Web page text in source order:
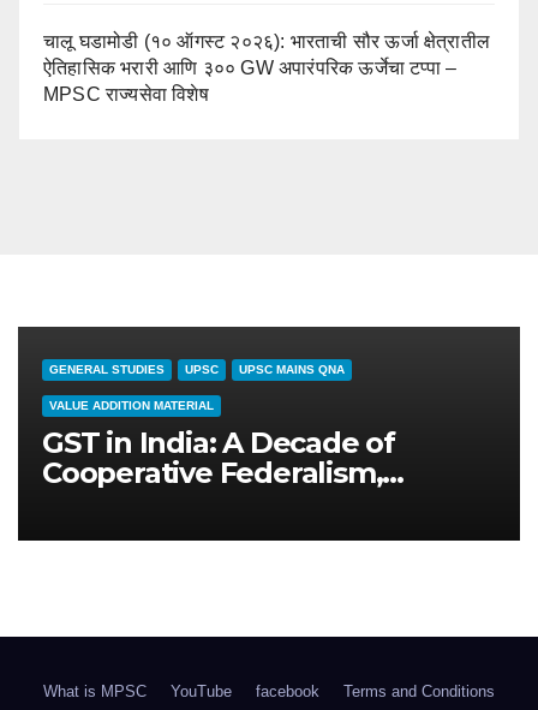
चालू घडामोडी (१० ऑगस्ट २०२६): भारताची सौर ऊर्जा क्षेत्रातील
ऐतिहासिक भरारी आणि ३०० GW अपारंपरिक ऊर्जेचा टप्पा –
MPSC राज्यसेवा विशेष
GENERAL STUDIES UPSC UPSC MAINS QNA
VALUE ADDITION MATERIAL
GST in India: A Decade of
Cooperative Federalism,
Ahead (GS 3 Masterclass)
What is MPSC YouTube facebook Terms and Conditions